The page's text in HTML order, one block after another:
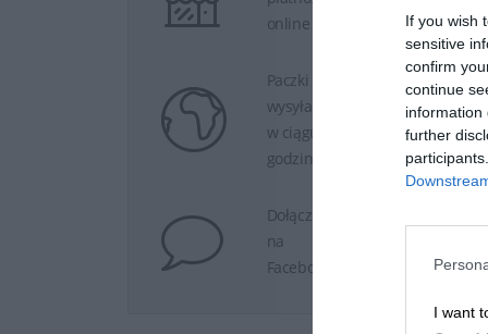
If you wish
sensitive
confirm
continue
information
further
I want
online
Paczki
wysyłamy
w ciągu 24
godzin.
Dołącz do nas
na
Facebooku.